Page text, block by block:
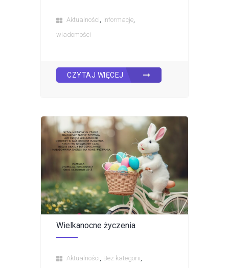
Aktualności Informacje
wiadomości
CZYTAJ WIĘCEJ
Wielkanocne życzenia
Aktualności Bez kategorii